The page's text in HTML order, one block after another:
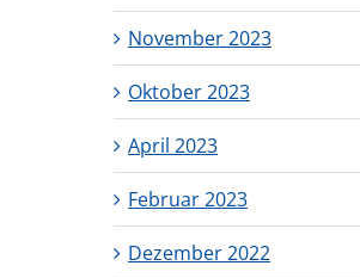
November 2023
Oktober 2023
April 2023
Februar 2023
Dezember 2022